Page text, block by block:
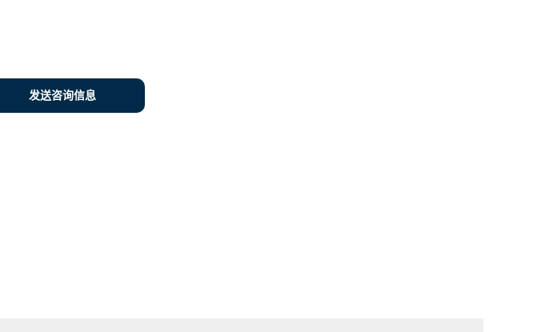
发送咨询信息